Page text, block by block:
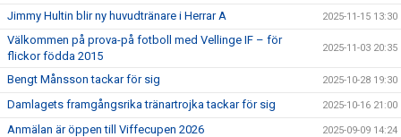
Jimmy Hultin blir ny huvudtränare i Herrar A 2025-11-15 13:30
Välkommen på prova-på fotboll med Vellinge IF – för
flickor födda 2015
2025-11-03 20:35
Bengt Månsson tackar för sig 2025-10-28 19:30
Damlagets framgångsrika tränartrojka tackar för sig 2025-10-16 21:00
Anmälan är öppen till Viffecupen 2026 2025-09-09 14:24